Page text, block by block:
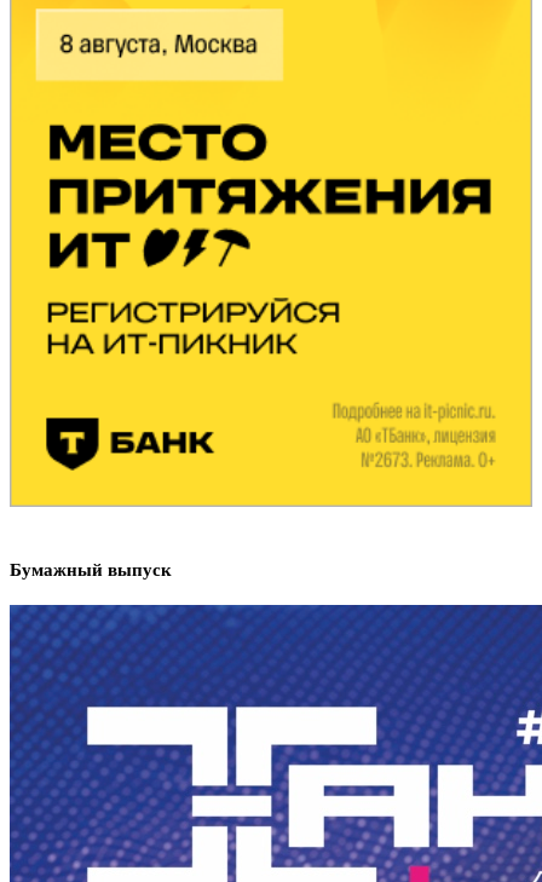
Бумажный выпуск